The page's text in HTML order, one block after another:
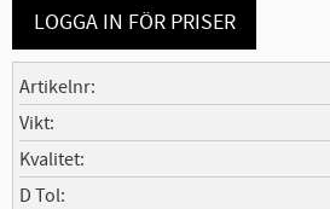
LOGGA IN FÖR PRISER
Artikelnr
Vikt
Kvalitet
D Tol